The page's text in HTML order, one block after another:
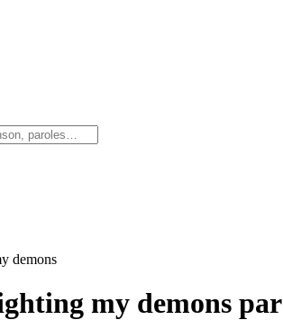
demons
my demons par